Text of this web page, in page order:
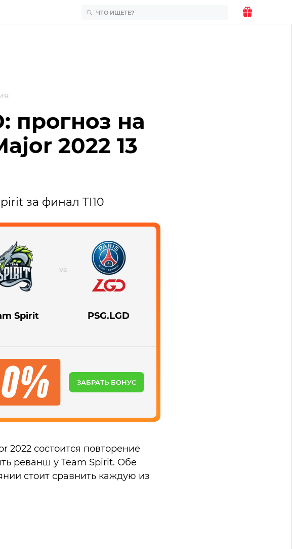
прогноз на
2022 13
за финал TI10
Spirit PSG.LGD
ЗАБРАТЬ БОНУС
2022 состоится повторение
реванш у Team Spirit. Обе
стоит сравнить каждую из